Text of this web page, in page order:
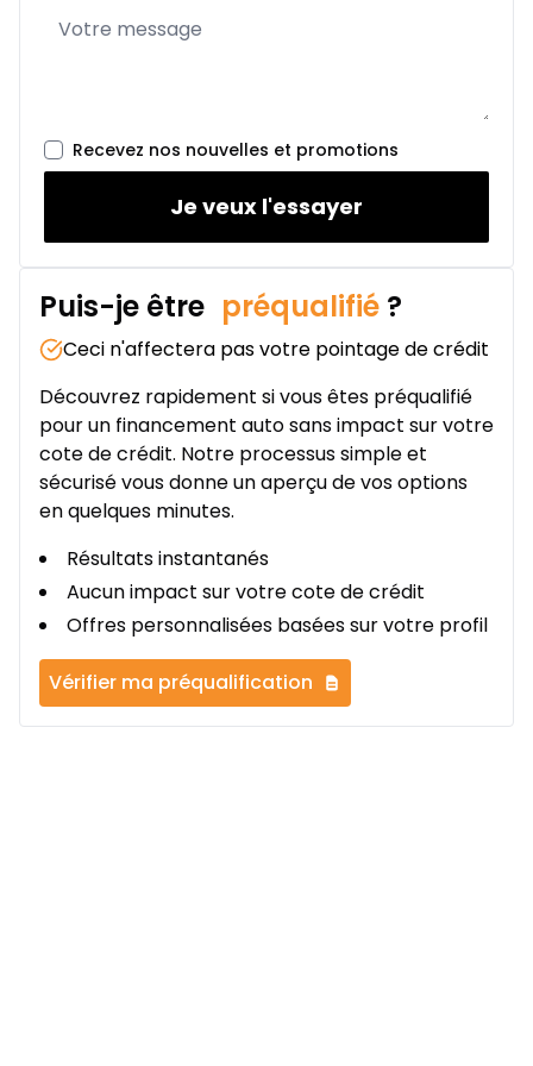
Location sur 24 mois
Recevez nos nouvelles et promotions
Je veux l'essayer
Puis-je être préqualifié ?
Ceci n'affectera pas votre pointage de crédit
Découvrez rapidement si vous êtes préqualifié
pour un financement auto sans impact sur votre
cote de crédit. Notre processus simple et
sécurisé vous donne un aperçu de vos options
en quelques minutes.
Résultats instantanés
Aucun impact sur votre cote de crédit
Offres personnalisées basées sur votre profil
Vérifier ma préqualification